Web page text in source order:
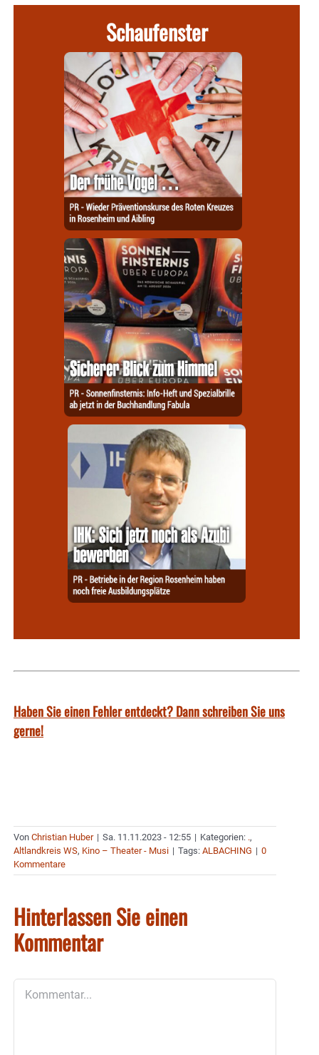
Schaufenster
Haben Sie einen Fehler entdeckt? Dann schreiben Sie uns
gerne!
Von Christian Huber | Sa. 11.11.2023 - 12:55 | Kategorien: .,
Altlandkreis WS, Kino – Theater - Musi | Tags: ALBACHING | 0
Kommentare
Hinterlassen Sie einen
Kommentar